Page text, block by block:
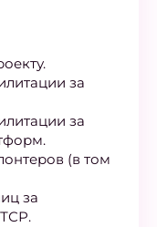
за
за
(в том
за